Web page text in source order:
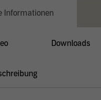
Informationen
Downloads